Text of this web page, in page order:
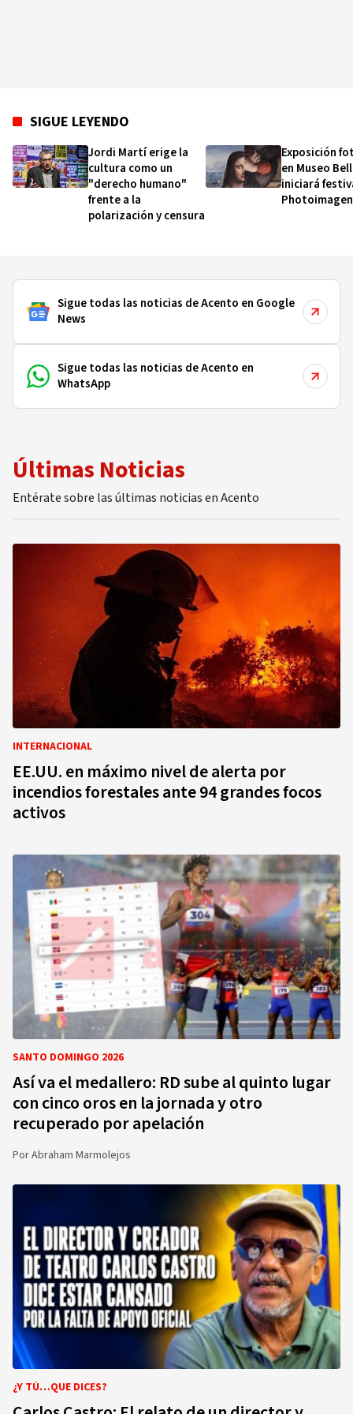
SIGUE LEYENDO
Jordi Martí erige la
cultura como un
"derecho humano"
frente a la
polarización y censura
Exposición
en Museo
iniciará
Sigue todas las noticias de Acento en Google
News
Sigue todas las noticias de Acento en
WhatsApp